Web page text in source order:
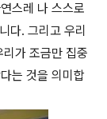
스레 나 스스로
다. 그리고 우리
가 조금만 집중
는 것을 의미합